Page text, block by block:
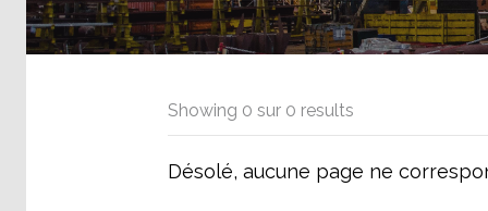
Showing 0sur 0 results
Désolé, aucune page ne